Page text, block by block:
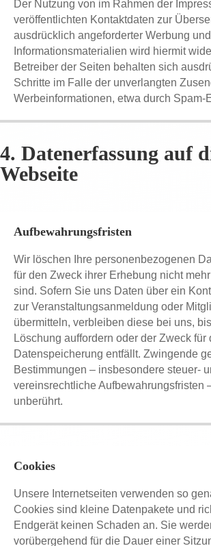
Der Nutzung von im Rahmen der
veröffentlichten Kontaktdaten zur
ausdrücklich angeforderter Werbung und
Informationsmaterialien wird hiermit
Betreiber der Seiten behalten sich
Schritte im Falle der unverlangten
Werbeinformationen, etwa durch Spam-
4. Datenerfassung auf
Webseite
Aufbewahrungsfristen
Wir löschen Ihre personenbezogenen
für den Zweck ihrer Erhebung nicht
sind. Sofern Sie uns Daten über ein
zur Veranstaltungsanmeldung oder
übermitteln, verbleiben diese bei uns,
Löschung auffordern oder der Zweck für
Datenspeicherung entfällt. Zwingende
Bestimmungen – insbesondere steuer-
vereinsrechtliche Aufbewahrungsfristen
unberührt.
Cookies
Unsere Internetseiten verwenden so
Cookies sind kleine Datenpakete und
Endgerät keinen Schaden an. Sie
vorübergehend für die Dauer einer